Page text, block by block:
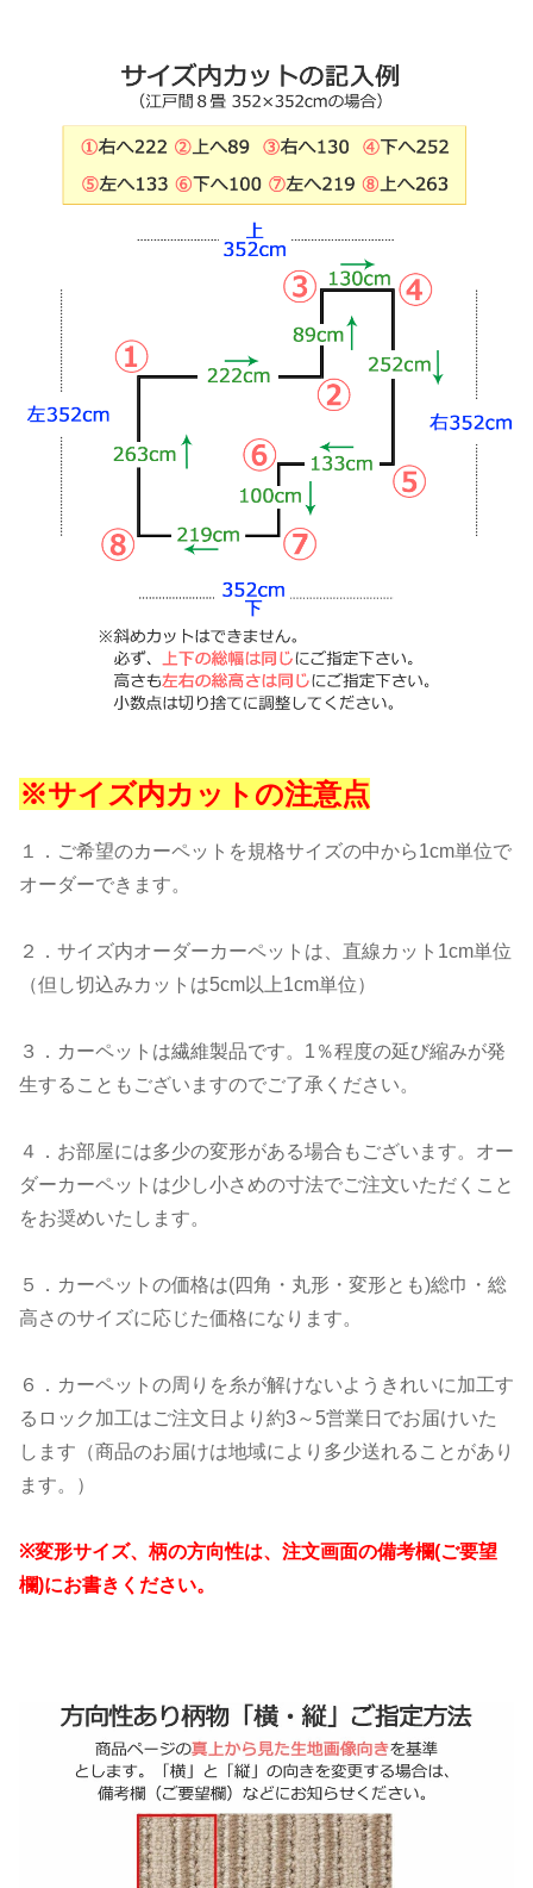
※サイズ内カットの注意点
１．ご希望のカーペットを規格サイズの中から1cm単位で
オーダーできます。
２．サイズ内オーダーカーペットは、直線カット1cm単位
（但し切込みカットは5cm以上1cm単位）
３．カーペットは繊維製品です。1％程度の延び縮みが発
生することもございますのでご了承ください。
４．お部屋には多少の変形がある場合もございます。オー
ダーカーペットは少し小さめの寸法でご注文いただくこと
をお奨めいたします。
５．カーペットの価格は(四角・丸形・変形とも)総巾・総
高さのサイズに応じた価格になります。
６．カーペットの周りを糸が解けないようきれいに加工す
るロック加工はご注文日より約3～5営業日でお届けいた
します（商品のお届けは地域により多少送れることがあり
ます。）
※変形サイズ、柄の方向性は、注文画面の備考欄(ご要望
欄)にお書きください。